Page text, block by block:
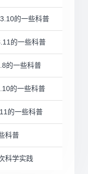
的一些科普
的一些科普
的一些科普
的一些科普
的一些科普
科普
科学实践